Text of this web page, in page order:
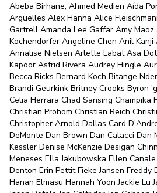
Abeba Birhane, Ahmed Medien Aída
Argüelles Alex Hanna Alice
Gartrell Amanda Lee Gaffar Amy Maoz
Kochendorfer Angeline Chen Anil
Annalise Nielsen Arlette Labat Asa
Kapoor Astrid Rivera Audrey Hingle
Becca Ricks Bernard Koch Bitange
Brandi Geurkink Britney Crooks Byron
Celia Herrara Chad Sansing Champika
Christian Prohom Christian Reich
Christopher Arnold Dallas Card
DeMonte Dan Brown Dan Calacci Dan
Kessler Denise McKenzie Desigan
Meneses Ella Jakubowska Ellen
Denton Erin Pettit Fieke Jansen Freddy
Hanan Elmasu Hannah Yoon Jackie Lu